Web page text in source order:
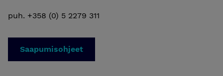
puh. +358 (0) 5 2279 311
Saapumisohjeet